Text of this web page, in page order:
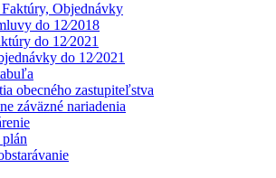
Objednávky
do 12⁄2018
do 12⁄2021
do 12⁄2021
obecného zastupiteľstva
záväzné nariadenia